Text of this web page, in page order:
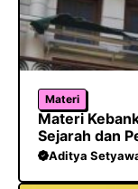
Materi
Materi
Sejarah dan
Aditya